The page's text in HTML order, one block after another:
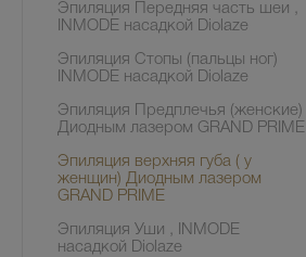
Эпиляция Передняя часть шеи ,
INMODE насадкой Diolaze
Эпиляция Стопы (пальцы ног)
INMODE насадкой Diolaze
Эпиляция Предплечья (женские)
Диодным лазером GRAND PRIME
Эпиляция верхняя губа ( у
женщин) Диодным лазером
GRAND PRIME
Эпиляция Уши , INMODE
насадкой Diolaze